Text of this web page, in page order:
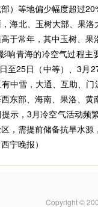
）等地偏少幅度超过
北、玉树大部、果洛
于常年，其中玉树、
青海的冷空气过程主
至25日（中等）、3月
中雪，大通、互助、
东部、海南、果洛、黄
，3月冷空气活动频繁
，需提前储备抗旱水源
晚报）
Copyright ©